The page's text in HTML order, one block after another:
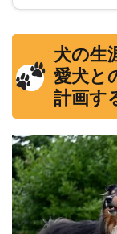
犬の生
愛犬と
計画す